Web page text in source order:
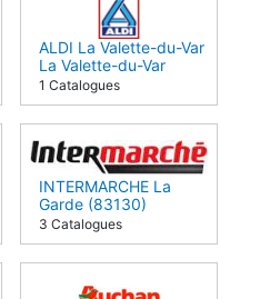
ALDI La Valette-du-Var
La Valette-du-Var
(83160)
1 Catalogues
INTERMARCHE La
Garde (83130)
3 Catalogues